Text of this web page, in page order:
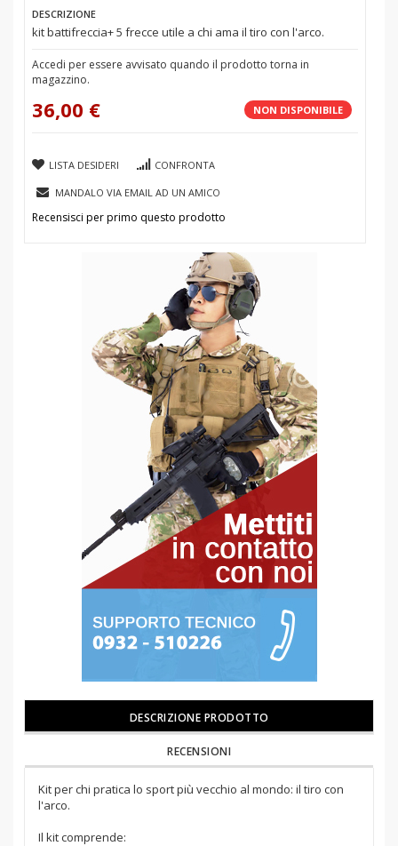
DESCRIZIONE
kit battifreccia+ 5 frecce utile a chi ama il tiro con l'arco.
Accedi per essere avvisato quando il prodotto torna in
magazzino.
NON DISPONIBILE
36,00 €
LISTA DESIDERI CONFRONTA
MANDALO VIA EMAIL AD UN AMICO
Recensisci per primo questo prodotto
DESCRIZIONE PRODOTTO
RECENSIONI
Kit per chi pratica lo sport più vecchio al mondo: il tiro con
l'arco.
Il kit comprende: